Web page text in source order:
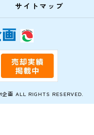
サイトマップ
画 ALL RIGHTS RESERVED.